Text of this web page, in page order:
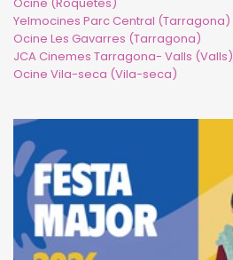
Yelmocines Parc Central (Tarragona)
Ocine Les Gavarres (Tarragona)
JCA Cinemes Tarragona- Valls (Valls)
Ocine Vila-seca (Vila-seca)